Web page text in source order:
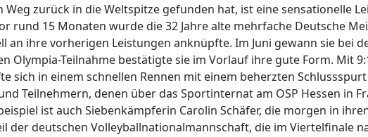
zurück in die Weltspitze gefunden hat, ist eine sensationelle
rund 15 Monaten wurde die 32 Jahre alte mehrfache Deutsche
an ihre vorherigen Leistungen anknüpfte. Im Juni gewann sie bei
Olympia-Teilnahme bestätigte sie im Vorlauf ihre gute Form. Mit
sich in einem schnellen Rennen mit einem beherzten Schlussspurt
Teilnehmern, denen über das Sportinternat am OSP Hessen in
ist auch Siebenkämpferin Carolin Schäfer, die morgen in
der deutschen Volleyballnationalmannschaft, die im Viertelfinale